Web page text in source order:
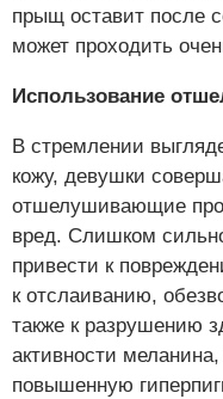
прыщ оставит после
может проходить
Использование
В стремлении
кожу, девушки
отшелушивающие
вред. Слишком
привести к
к отслаиванию,
также к разрушению
активности
повышенную